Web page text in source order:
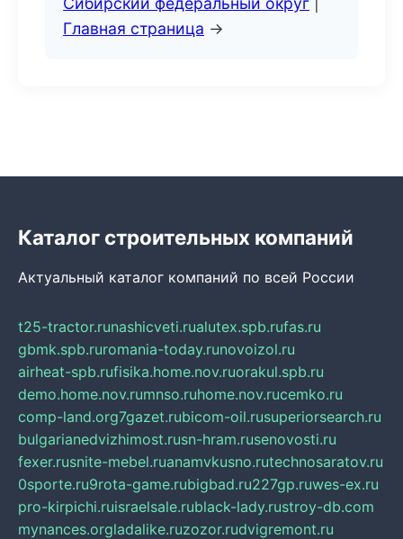
Главная страница →
Каталог строительных компаний
Актуальный каталог компаний по всей России
t25-tractor.runashicveti.rualutex.spb.rufas.ru
gbmk.spb.ruromania-today.runovoizol.ru
airheat-spb.rufisika.home.nov.ruorakul.spb.ru
demo.home.nov.rumnso.ruhome.nov.rucemko.ru
comp-land.org7gazet.rubicom-oil.rusuperiorsearch.ru
bulgarianedvizhimost.rusn-hram.rusenovosti.ru
fexer.rusnite-mebel.ruanamvkusno.rutechnosaratov.ru
0sporte.ru9rota-game.rubigbad.ru227gp.ruwes-ex.ru
pro-kirpichi.ruisraelsale.rublack-lady.rustroy-db.com
mynances.orgladalike.ruzozor.rudvigremont.ru